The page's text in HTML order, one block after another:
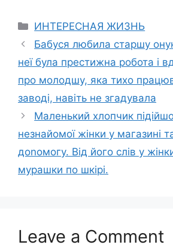
Categories
ИНТЕРЕСНАЯ ЖИЗНЬ
Бабуся любила старшу
неї була престижна робота і
про молодшу, яка тихо
заводі, навіть не згадувала
Маленький хлопчик
незнайомої жінки у магазині
доnомогу. Від його слів у
мурашки по шкірі.
Leave a Comment